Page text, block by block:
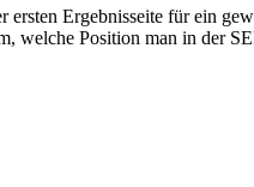
Ergebnisseite für ein
welche Position man in der